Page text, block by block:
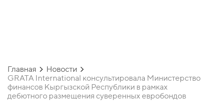
Главная
Новости
GRATA International консультировала Министерство
финансов Кыргызской Республики в рамках
дебютного размещения суверенных евробондов